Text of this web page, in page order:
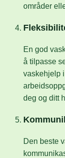
områder
En god
å tilpasse
vaskehjelp
deg og ditt
Den beste